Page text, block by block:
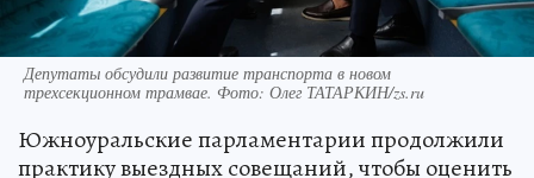
Депутаты обсудили развитие транспорта в новом
трехсекционном трамвае. Фото: Олег ТАТАРКИН/zs.ru
Южноуральские парламентарии продолжили
практику выездных совещаний, чтобы оценить